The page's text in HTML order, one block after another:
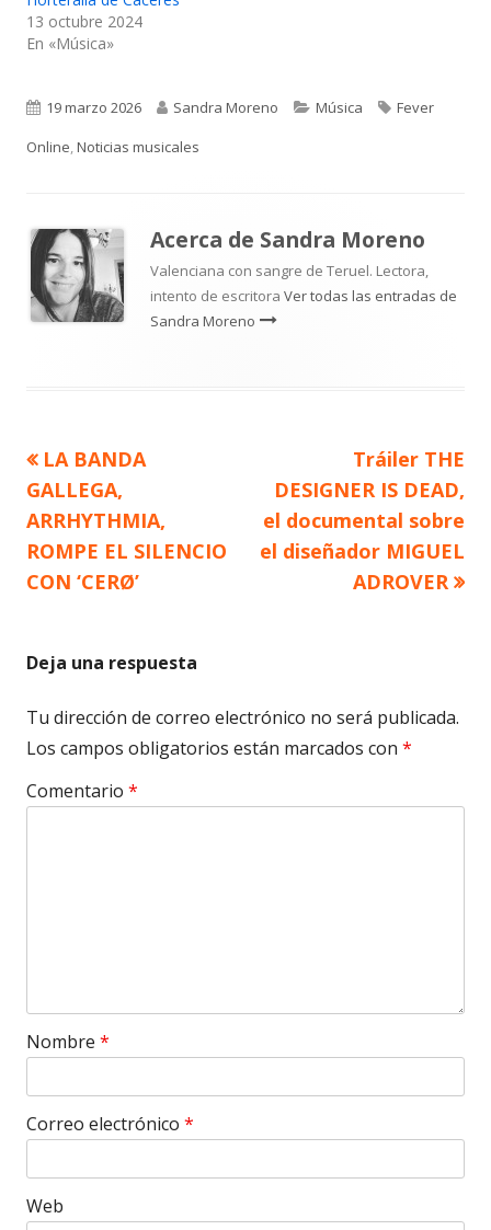
13 octubre 2024
En «Música»
Publicado
el
19 marzo 2026 Autor
Sandra Moreno Categorías
Música Etiquetas
Fever
Online,Noticias musicales
Acerca de Sandra Moreno
Valenciana con sangre de Teruel. Lectora,
intento de escritora Ver todas las entradas de
Sandra Moreno
Navegación
de
entradas
Artículo
anterior
LA BANDA
GALLEGA,
ARRHYTHMIA,
ROMPE EL SILENCIO
CON ‘CERØ’
Artículo
siguiente
Tráiler THE
DESIGNER IS DEAD,
el documental sobre
el diseñador MIGUEL
ADROVER
Deja una respuesta
Tu dirección de correo electrónico no será publicada.
Los campos obligatorios están marcados con *
Comentario *
Nombre *
Correo electrónico *
Web